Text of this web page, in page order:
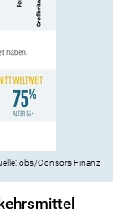
obs/Consors Finanz